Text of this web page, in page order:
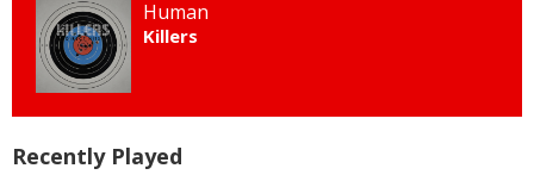
Human
Killers
Recently Played